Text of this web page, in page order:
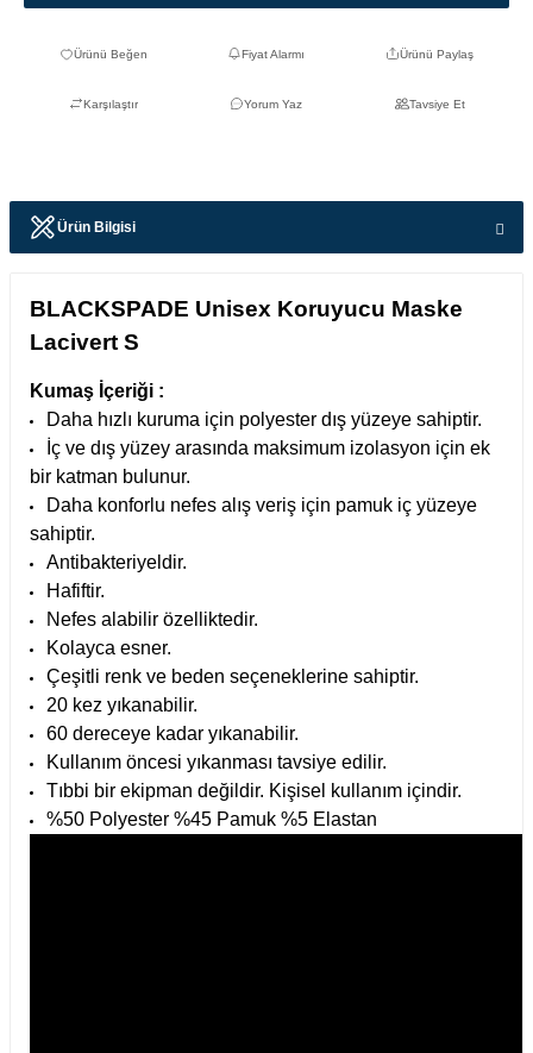
Fiyat Alarmı Ürünü Paylaş
Karşılaştır Yorum Yaz Tavsiye Et
Ürün Bilgisi
BLACKSPADE Unisex Koruyucu Maske
Lacivert S
Kumaş İçeriği :
Daha hızlı kuruma için polyester dış yüzeye sahiptir.
İç ve dış yüzey arasında maksimum izolasyon için ek
bir katman bulunur.
Daha konforlu nefes alış veriş için pamuk iç yüzeye
sahiptir.
Antibakteriyeldir.
Hafiftir.
Nefes alabilir özelliktedir.
Kolayca esner.
Çeşitli renk ve beden seçeneklerine sahiptir.
20 kez yıkanabilir.
60 dereceye kadar yıkanabilir.
Kullanım öncesi yıkanması tavsiye edilir.
Tıbbi bir ekipman değildir. Kişisel kullanım içindir.
%50 Polyester %45 Pamuk %5 Elastan